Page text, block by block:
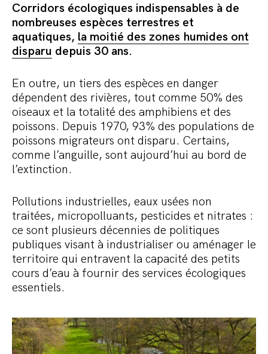
Corridors écologiques indispensables à de
nombreuses espèces terrestres et
aquatiques, la moitié des zones humides ont
disparu depuis 30 ans.
En outre, un tiers des espèces en danger
dépendent des rivières, tout comme 50% des
oiseaux et la totalité des amphibiens et des
poissons. Depuis 1970, 93% des populations de
poissons migrateurs ont disparu. Certains,
comme l’anguille, sont aujourd’hui au bord de
l’extinction.
Pollutions industrielles, eaux usées non
traitées, micropolluants, pesticides et nitrates :
ce sont plusieurs décennies de politiques
publiques visant à industrialiser ou aménager le
territoire qui entravent la capacité des petits
cours d’eau à fournir des services écologiques
essentiels.